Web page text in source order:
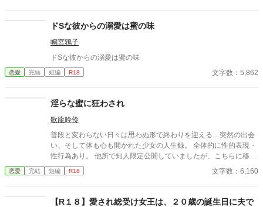
ドSな彼からの溺愛は蜜の味
鳴宮鶉子
ドSな彼からの溺愛は蜜の味
恋愛 完結 短編 R18 文字数：5,862
淫らな蜜に狂わされ
歌龍吟伶
普段と変わらない日々は思わぬ形で終わりを迎える…突然の出会
い、そして体も心も開かれた少女の人生録。 全体的に性的表現・
性行為あり。 他所で知人限定公開していましたが、こちらに移し
ました。 全3話完結済みです。
恋愛 完結 短編 R18 文字数：6,160
【R１８】愛され総受け女王は、２０歳の誕生日に夫で